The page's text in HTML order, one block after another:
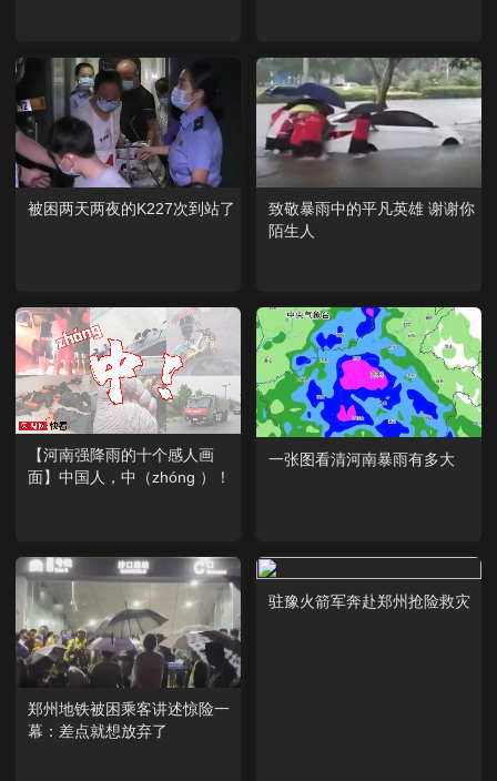
被困两天两夜的K227次到站了
致敬暴雨中的平凡英雄 谢谢你
陌生人
【河南强降雨的十个感人画
面】中国人，中（zhóng ）！
一张图看清河南暴雨有多大
郑州地铁被困乘客讲述惊险一
幕：差点就想放弃了
驻豫火箭军奔赴郑州抢险救灾